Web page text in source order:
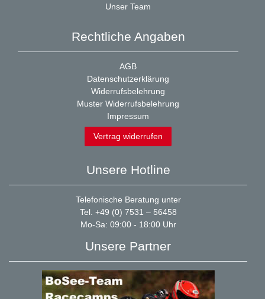
Unser Team
Rechtliche Angaben
AGB
Datenschutzerklärung
Widerrufsbelehrung
Muster Widerrufsbelehrung
Impressum
Vertrag widerrufen
Unsere Hotline
Telefonische Beratung unter
Tel. +49 (0) 7531 – 56458
Mo-Sa: 09:00 - 18:00 Uhr
Unsere Partner